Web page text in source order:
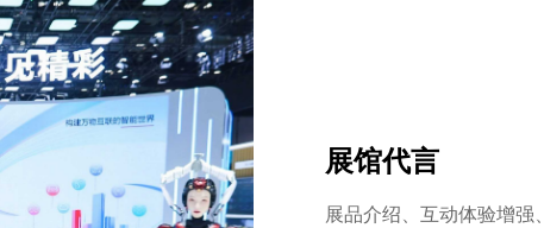
展馆代言
展品介绍、互动体验增